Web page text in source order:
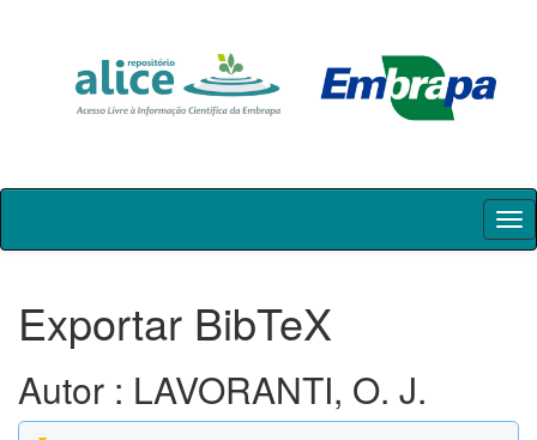
Skip
Exportar BibTeX
Autor : LAVORANTI, O. J.